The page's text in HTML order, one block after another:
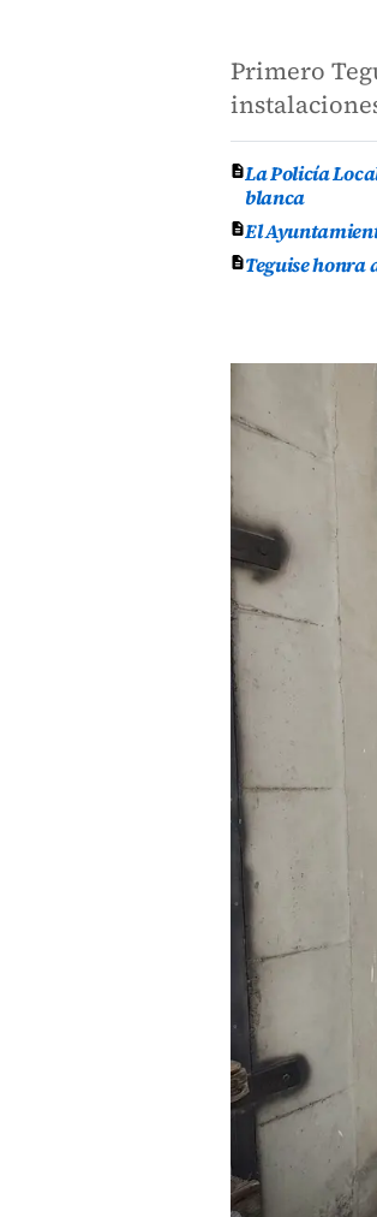
Primero
La Policía
blanca
El
Teguise honra